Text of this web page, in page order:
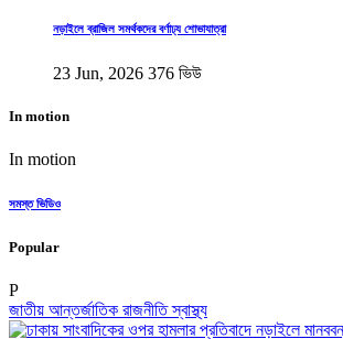
নড়াইলে ব্রাজিল সমর্থকদের বর্ণাঢ্য শোভাযাত্রা
23 Jun, 2026 376 ভিউ
In motion
In motion
সমস্ত ভিডিও
Popular
P
জাতীয় আন্তর্জাতিক রাজনীতিস্বাস্থ্য